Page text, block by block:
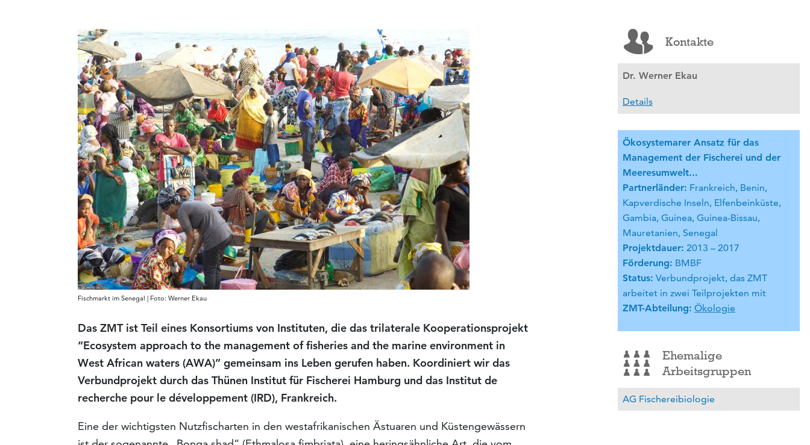
Fischmarkt im Senegal | Foto: Werner Ekau
Das ZMT ist Teil eines Konsortiums von Instituten, die das trilaterale Kooperationsprojekt
“Ecosystem approach to the management of fisheries and the marine environment in
West African waters (AWA)” gemeinsam ins Leben gerufen haben. Koordiniert wir das
Verbundprojekt durch das Thünen Institut für Fischerei Hamburg und das Institut de
recherche pour le développement (IRD), Frankreich.
Eine der wichtigsten Nutzfischarten in den westafrikanischen Ästuaren und Küstengewässern
Kontakte
Dr. Werner Ekau
Details
Ökosystemarer Ansatz für das
Management der Fischerei und der
Meeresumwelt...
Partnerländer: Frankreich, Benin,
Kapverdische Inseln, Elfenbeinküste,
Gambia, Guinea, Guinea-Bissau,
Mauretanien, Senegal
Projektdauer: 2013 – 2017
Förderung: BMBF
Status: Verbundprojekt, das ZMT
arbeitet in zwei Teilprojekten mit
ZMT-Abteilung: Ökologie
Ehemalige
Arbeitsgruppen
AG Fischereibiologie